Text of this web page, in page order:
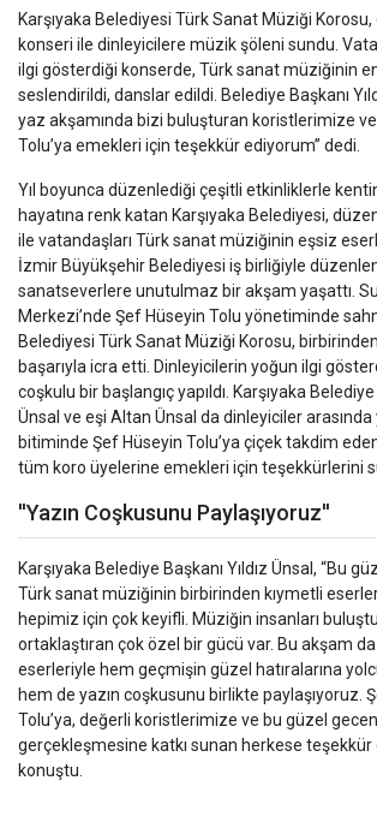
Karşıyaka Belediyesi Türk Sanat Müziği
konseri ile dinleyicilere müzik şöleni sundu.
ilgi gösterdiği konserde, Türk sanat müziğinin en
seslendirildi, danslar edildi. Belediye Başkanı
yaz akşamında bizi buluşturan koristlerimize
Tolu’ya emekleri için teşekkür ediyorum” dedi.
Yıl boyunca düzenlediği çeşitli etkinliklerle
hayatına renk katan Karşıyaka Belediyesi,
ile vatandaşları Türk sanat müziğinin eşsiz
İzmir Büyükşehir Belediyesi iş birliğiyle
sanatseverlere unutulmaz bir akşam yaşattı.
Merkezi’nde Şef Hüseyin Tolu yönetiminde
Belediyesi Türk Sanat Müziği Korosu,
başarıyla icra etti. Dinleyicilerin yoğun ilgi
coşkulu bir başlangıç yapıldı. Karşıyaka Belediye
Ünsal ve eşi Altan Ünsal da dinleyiciler arasında
bitiminde Şef Hüseyin Tolu’ya çiçek takdim
tüm koro üyelerine emekleri için teşekkürlerini
''Yazın Coşkusunu Paylaşıyoruz''
Karşıyaka Belediye Başkanı Yıldız Ünsal, “Bu
Türk sanat müziğinin birbirinden kıymetli
hepimiz için çok keyifli. Müziğin insanları
ortaklaştıran çok özel bir gücü var. Bu akşam
eserleriyle hem geçmişin güzel hatıralarına
hem de yazın coşkusunu birlikte paylaşıyoruz.
Tolu’ya, değerli koristlerimize ve bu güzel
gerçekleşmesine katkı sunan herkese teşekkür
konuştu.